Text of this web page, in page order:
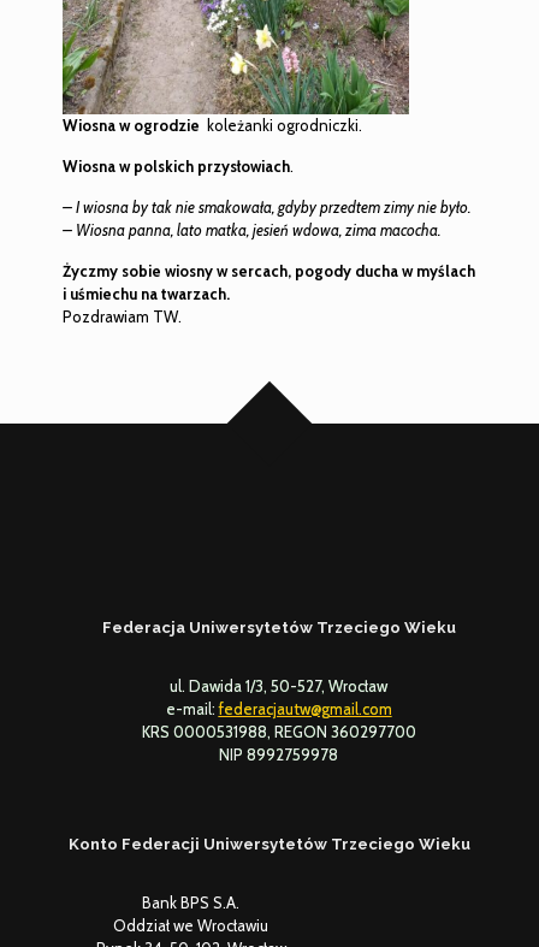
Wiosna w ogrodzie koleżanki ogrodniczki.
Wiosna w polskich przysłowiach.
– I wiosna by tak nie smakowała, gdyby przedtem zimy nie było.
– Wiosna panna, lato matka, jesień wdowa, zima macocha.
Życzmy sobie wiosny w sercach, pogody ducha w myślach
i uśmiechu na twarzach.
Pozdrawiam TW.
Federacja Uniwersytetów Trzeciego Wieku
ul. Dawida 1/3, 50-527, Wrocław
e-mail:federacjautw@gmail.com
KRS 0000531988, REGON 360297700
NIP 8992759978
Konto Federacji Uniwersytetów Trzeciego Wieku
Bank BPS S.A.
Oddział we Wrocławiu